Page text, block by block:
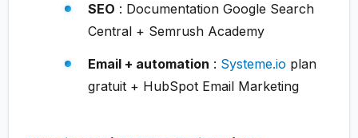
SEO : Documentation Google Search
Central + Semrush Academy
Email + automation : Systeme.io plan
gratuit + HubSpot Email Marketing